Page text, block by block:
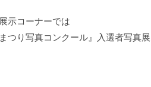
示コーナーでは